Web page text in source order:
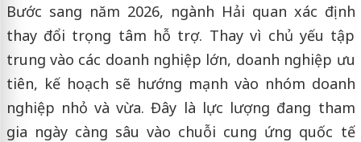
Bước sang năm 2026, ngành Hải quan xác định
thay đổi trọng tâm hỗ trợ. Thay vì chủ yếu tập
trung vào các doanh nghiệp lớn, doanh nghiệp ưu
tiên, kế hoạch sẽ hướng mạnh vào nhóm doanh
nghiệp nhỏ và vừa. Đây là lực lượng đang tham
gia ngày càng sâu vào chuỗi cung ứng quốc tế